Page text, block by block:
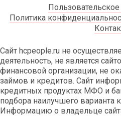
Политика
Сайт hcpeople.ru не
деятельность, не является
финансовой организации, не
займов и кредитов. Сайт
кредитных продуктах МФО и
подбора наилучшего варианта
Информацию о владельце